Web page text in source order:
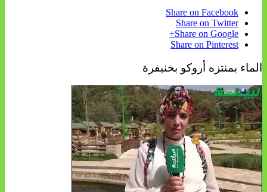
Share on Facebook
Share on Twitter
Share on Google+
Share on Pinterest
الماء بمنتزه أروكو بخنيفرة